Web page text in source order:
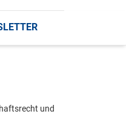
und